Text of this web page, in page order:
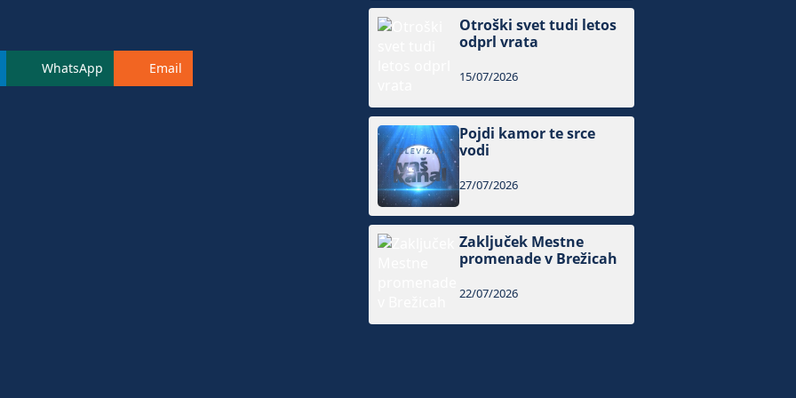
WhatsApp Email
Otroški svet tudi letos
odprl vrata
15/07/2026
Pojdi kamor te srce
vodi
27/07/2026
Zaključek Mestne
promenade v Brežicah
22/07/2026